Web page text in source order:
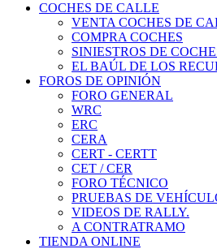
COCHES DE CALLE
VENTA COCHES DE
COMPRA COCHES
SINIESTROS DE
EL BAÚL DE LOS
FOROS DE OPINIÓN
FORO GENERAL
WRC
ERC
CERA
CERT - CERTT
CET / CER
FORO TÉCNICO
PRUEBAS DE
VIDEOS DE RALLY.
A CONTRATRAMO
TIENDA ONLINE